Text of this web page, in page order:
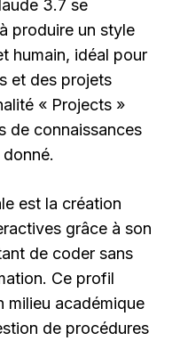
3.7 se
produire un style
humain, idéal pour
et des projets
« Projects »
de connaissances
est la création
grâce à son
de coder sans
Ce profil
milieu académique
de procédures